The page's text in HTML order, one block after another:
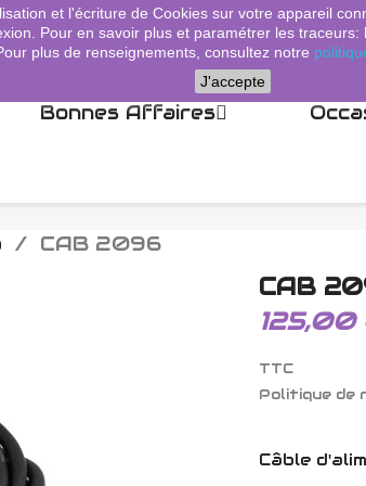
Bonnes Affaires
CAB 2096
CAB
125,00
TTC
Politique de
Câble
et l'écriture de Cookies sur votre appareil
Pour en savoir plus et paramétrer les
plus de renseignements, consultez notre
J'accepte